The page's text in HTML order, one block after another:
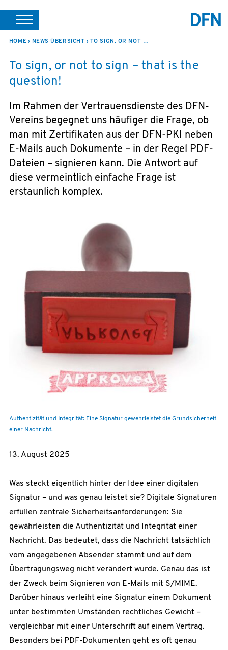
SUCHE PORTALE SUPPORT JOBS LEICHTE SPRACHE
VEREIN INTERN
HOME NEWS ÜBERSICHT TO SIGN, OR NOT TO SIGN – THAT IS THE QUESTION!
To sign, or not to sign – that is the
question!
Im Rahmen der Vertrauensdienste des DFN-
Vereins begegnet uns häufiger die Frage, ob
man mit Zertifikaten aus der DFN-PKI neben
E-Mails auch Dokumente – in der Regel PDF-
Dateien – signieren kann. Die Antwort auf
diese vermeintlich einfache Frage ist
erstaunlich komplex.
Authentizität und Integrität: Eine Signatur gewehrleistet die Grundsicherheit
einer Nachricht.
13. August 2025
Was steckt eigentlich hinter der Idee einer digitalen
Signatur – und was genau leistet sie? Digitale Signaturen
erfüllen zentrale Sicherheitsanforderungen: Sie
gewährleisten die Authentizität und Integrität einer
Nachricht. Das bedeutet, dass die Nachricht tatsächlich
vom angegebenen Absender stammt und auf dem
Übertragungsweg nicht verändert wurde. Genau das ist
der Zweck beim Signieren von E-Mails mit S/MIME.
Darüber hinaus verleiht eine Signatur einem Dokument
unter bestimmten Umständen rechtliches Gewicht –
vergleichbar mit einer Unterschrift auf einem Vertrag.
Besonders bei PDF-Dokumenten geht es oft genau